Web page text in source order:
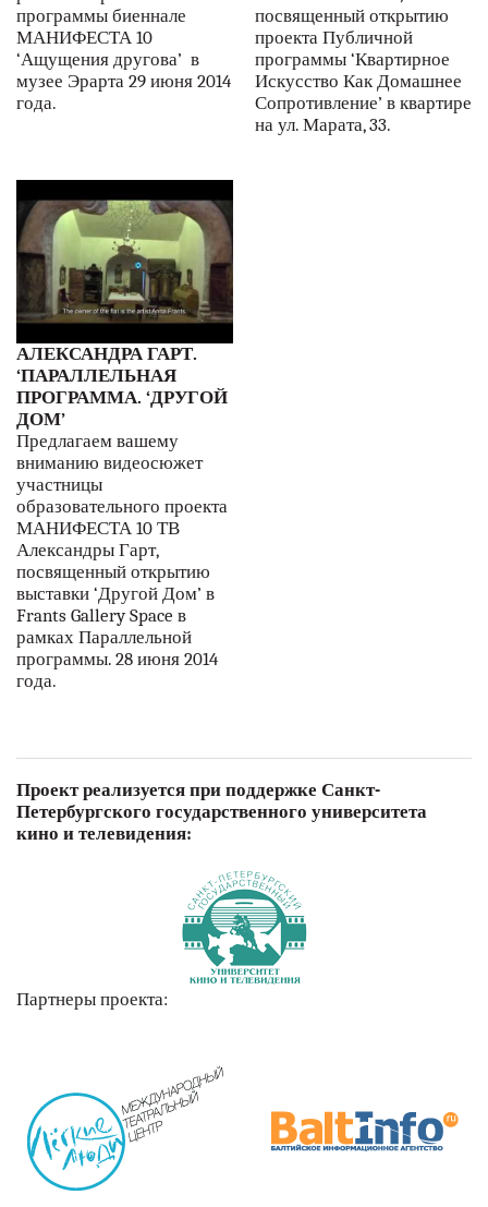
программы биеннале
МАНИФЕСТА 10
‘Ащущения другова’ в
музее Эрарта 29 июня 2014
года.
посвященный открытию
проекта Публичной
программы ‘Квартирное
Искусство Как Домашнее
Сопротивление’ в квартире
на ул. Марата, 33.
АЛЕКСАНДРА ГАРТ.
‘ПАРАЛЛЕЛЬНАЯ
ПРОГРАММА. ‘ДРУГОЙ
ДОМ’
Предлагаем вашему
вниманию видеосюжет
участницы
образовательного проекта
МАНИФЕСТА 10 ТВ
Александры Гарт,
посвященный открытию
выставки ‘Другой Дом’ в
Frants Gallery Space в
рамках Параллельной
программы. 28 июня 2014
года.
Проект реализуется при поддержке Санкт-
Петербургского государственного университета
кино и телевидения:
Партнеры проекта: